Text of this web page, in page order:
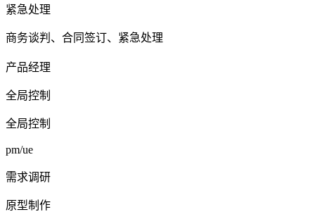
紧急处理
商务谈判、合同签订、紧急处理
产品经理
全局控制
全局控制
pm/ue
需求调研
原型制作